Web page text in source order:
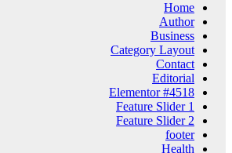
Home
Author
Business
Category Layout
Contact
Editorial
Elementor #4518
Feature Slider 1
Feature Slider 2
footer
Health